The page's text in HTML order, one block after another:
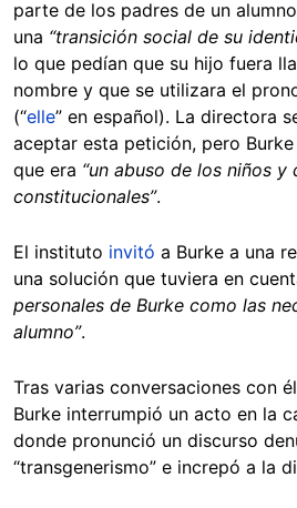
parte de los padres de un
una “transición social de su
lo que pedían que su hijo fuera
nombre y que se utilizara el
(“elle” en español). La directora
aceptar esta petición, pero
que era “un abuso de los niños y
constitucionales”.
El instituto invitó a Burke a una
una solución que tuviera en
personales de Burke como las
alumno”.
Tras varias conversaciones con
Burke interrumpió un acto en la
donde pronunció un discurso
“transgenerismo” e increpó a la